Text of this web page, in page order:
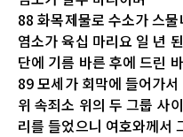
88 화목제물로 수소가 스
염소가 육십 마리요 일 년
단에 기름 바른 후에 드린
89 모세가 회막에 들어가
위 속죄소 위의 두 그룹 사
리를 들었으니 여호와께서